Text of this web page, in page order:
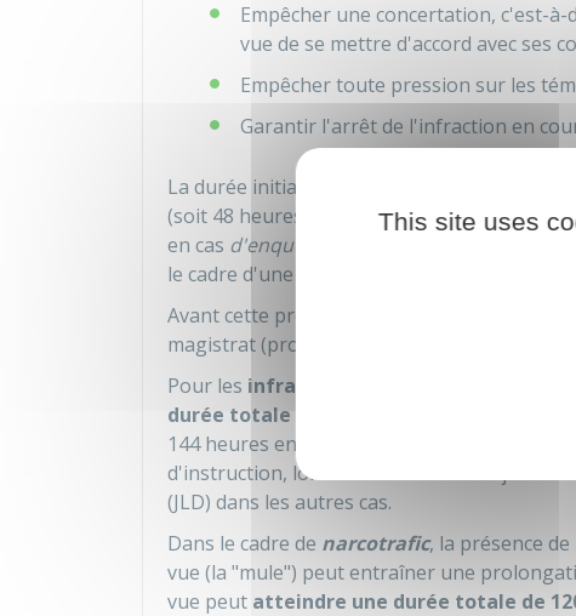
Empêcher une concertation, c'est-
vue de se mettre d'accord avec ses
Empêcher toute pression sur les
Garantir l'arrêt de l'infraction en
La durée initiale de la garde à vue peut être
(soit 48 heures au total). Cette prolongation
en cas d'enquête de flagrance
le cadre d'une
Avant cette prolongation, la personne
magistrat (procureur ou juge d'instruction)
Pour les infractions graves
la garde à
durée totale de 72 heures
(ou 96 heures
144 heures en cas de terrorisme). Dans ces
d'instruction, lors d'une information
(JLD) dans les autres cas.
Dans le cadre de narcotrafic, la présence
vue (la "mule") peut entraîner une
vue peut atteindre une durée totale de
This site uses